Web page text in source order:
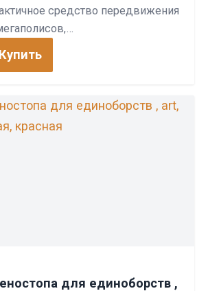
средство передвижения
Купить
для единоборств ,